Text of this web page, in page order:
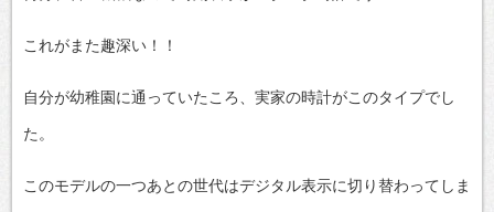
これがまた趣深い！！
自分が幼稚園に通っていたころ、実家の時計がこのタイプでし
た。
このモデルの一つあとの世代はデジタル表示に切り替わってしま